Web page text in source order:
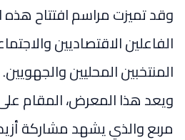
وقد تميزت مراسم افتتاح هذه
الفاعلين الاقتصاديين
المنتخبين المحليين والجهويين.